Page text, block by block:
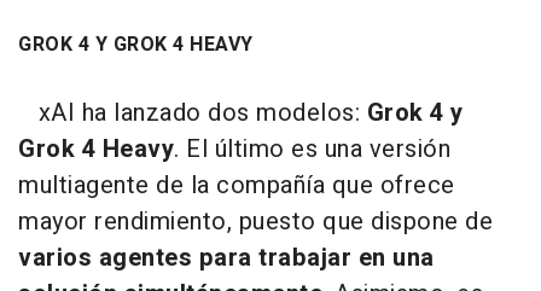
GROK 4 Y GROK 4 HEAVY
xAI ha lanzado dos modelos: Grok 4 y
Grok 4 Heavy. El último es una versión
multiagente de la compañía que ofrece
mayor rendimiento, puesto que dispone de
varios agentes para trabajar en una